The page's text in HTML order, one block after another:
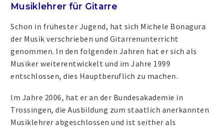
Musiklehrer für Gitarre
Schon in frühester Jugend, hat sich Michele Bonagura
der Musik verschrieben und Gitarrenunterricht
genommen. In den folgenden Jahren hat er sich als
Musiker weiterentwickelt und im Jahre 1999
entschlossen, dies Hauptberuflich zu machen.
Im Jahre 2006, hat er an der Bundesakademie in
Trossingen, die Ausbildung zum staatlich anerkannten
Musiklehrer abgeschlossen und ist seither als